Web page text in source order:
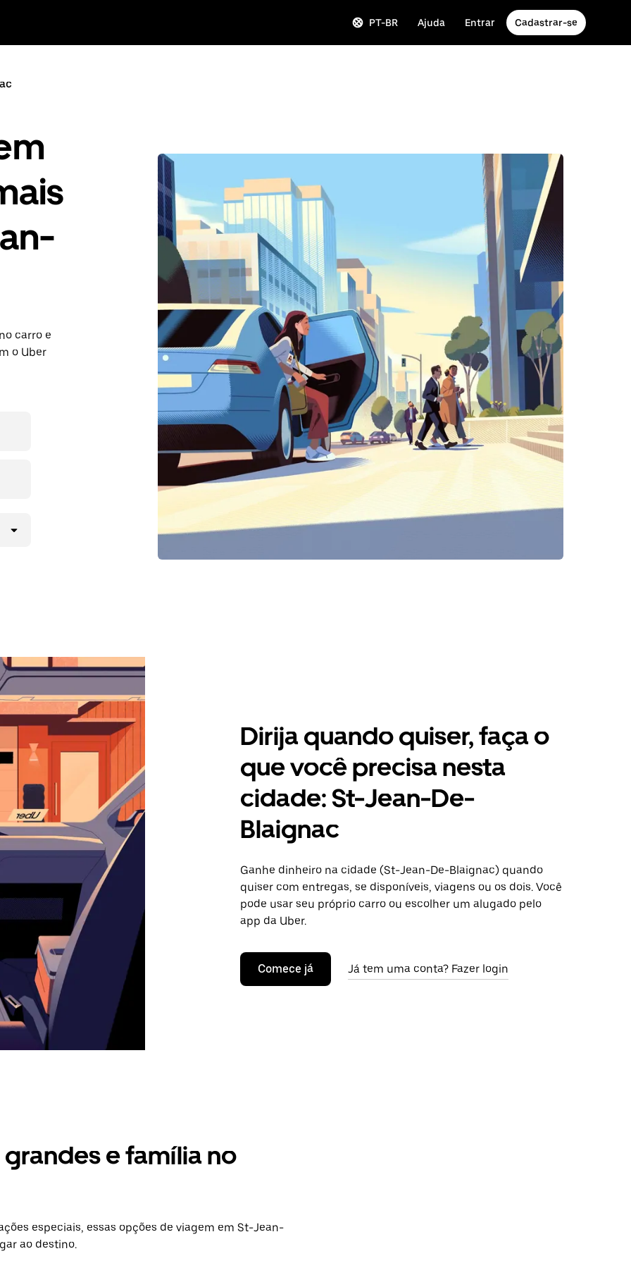
PT-BR Ajuda Entrar Cadastrar-se
carro e
o Uber
Dirija quando quiser, faça o
que você precisa nesta
cidade: St-Jean-De-
Blaignac
Ganhe dinheiro na cidade (St-Jean-De-Blaignac) quando
quiser com entregas, se disponíveis, viagens ou os dois. Você
pode usar seu próprio carro ou escolher um alugado pelo
app da Uber.
Comece já Já tem uma conta? Fazer login
e família no
especiais, essas opções de viagem em St-Jean-
ao destino.